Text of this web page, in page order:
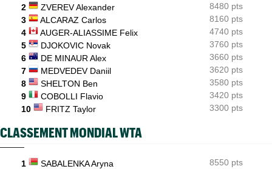
menaces
2
ZVEREV Alexander
8480 pts
3
ALCARAZ Carlos
8160 pts
4
AUGER-ALIASSIME Felix
4740 pts
5
DJOKOVIC Novak
3760 pts
6
DE MINAUR Alex
3660 pts
7
MEDVEDEV Daniil
3620 pts
8
SHELTON Ben
3580 pts
9
COBOLLI Flavio
3420 pts
10
FRITZ Taylor 3300 pts
CLASSEMENT MONDIAL WTA
1 SABALENKA Aryna
8550 pts